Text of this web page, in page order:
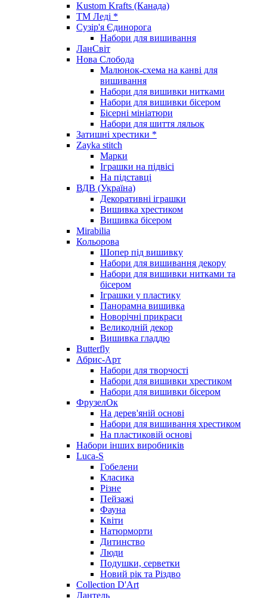
Kustom Krafts (Канада)
ТМ Леді *
Сузір'я Єдинорога
Набори для вишивання
ЛанСвіт
Нова Слобода
Малюнок-схема на канві для
вишивання
Набори для вишивки нитками
Набори для вишивки бісером
Бісерні мініатюри
Набори для шиття ляльок
Затишні хрестики *
Zayka stitch
Марки
Іграшки на підвісі
На підставці
ВДВ (Україна)
Декоративні іграшки
Вишивка хрестиком
Вишивка бісером
Mirabilia
Кольорова
Шопер під вишивку
Набори для вишивання декору
Набори для вишивки нитками та
бісером
Іграшки у пластику
Панорамна вишивка
Новорічні прикраси
Великодній декор
Вишивка гладдю
Butterfly
Абрис-Арт
Набори для творчості
Набори для вишивки хрестиком
Набори для вишивки бісером
ФрузелОк
На дерев'яній основі
Набори для вишивання хрестиком
На пластиковій основі
Набори інших виробників
Luca-S
Гобелени
Класика
Різне
Пейзажі
Фауна
Квіти
Натюрморти
Дитинство
Люди
Подушки, серветки
Новий рік та Різдво
Collection D'Art
Дантель